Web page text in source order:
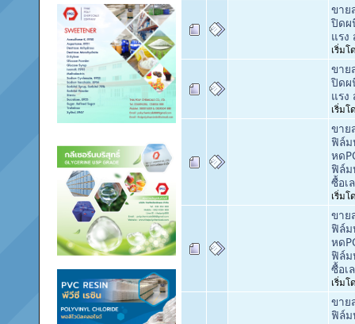
ขาย
ปิดผ
แรง
เริ่ม
ขาย
ปิดผ
แรง
เริ่ม
ขาย
ฟิล์ม
หด
ฟิล์ม
ซื้อเ
เริ่ม
ขาย
ฟิล์ม
หด
ฟิล์ม
ซื้อเ
เริ่ม
ขาย
ฟิล์ม